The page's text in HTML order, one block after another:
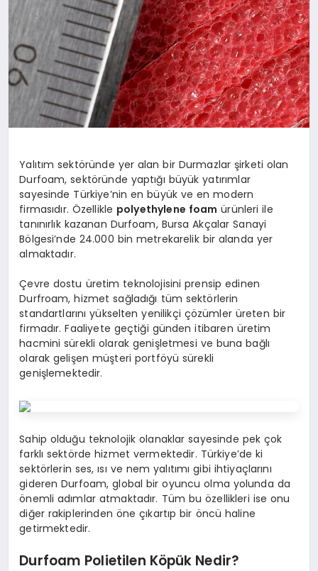
HESAPLAMALAR
Yalıtım sektöründe yer alan bir Durmazlar şirketi olan
Durfoam, sektöründe yaptığı büyük yatırımlar
sayesinde Türkiye’nin en büyük ve en modern
firmasıdır. Özellikle polyethylene foam ürünleri ile
tanınırlık kazanan Durfoam, Bursa Akçalar Sanayi
Bölgesi’nde 24.000 bin metrekarelik bir alanda yer
almaktadır.
Çevre dostu üretim teknolojisini prensip edinen
Durfroam, hizmet sağladığı tüm sektörlerin
standartlarını yükselten yenilikçi çözümler üreten bir
firmadır. Faaliyete geçtiği günden itibaren üretim
hacmini sürekli olarak genişletmesi ve buna bağlı
olarak gelişen müşteri portföyü sürekli
genişlemektedir.
Sahip olduğu teknolojik olanaklar sayesinde pek çok
farklı sektörde hizmet vermektedir. Türkiye’de ki
sektörlerin ses, ısı ve nem yalıtımı gibi ihtiyaçlarını
gideren Durfoam, global bir oyuncu olma yolunda da
önemli adımlar atmaktadır. Tüm bu özellikleri ise onu
diğer rakiplerinden öne çıkartıp bir öncü haline
getirmektedir.
Durfoam Polietilen Köpük Nedir?